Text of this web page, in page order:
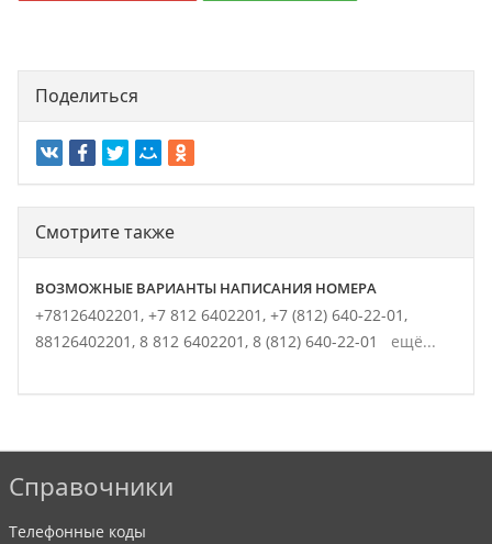
Поделиться
Смотрите также
ВОЗМОЖНЫЕ ВАРИАНТЫ НАПИСАНИЯ НОМЕРА
+78126402201, +7 812 6402201, +7 (812) 640-22-01,
88126402201, 8 812 6402201, 8 (812) 640-22-01 ещё...
Справочники
Телефонные коды